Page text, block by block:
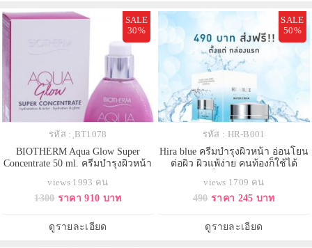
SALE
30%
รหัส : ฺBT1078
BIOTHERM Aqua Glow Super
Concentrate 50 ml. ครีมบำรุงผิวหน้า
ทดสอบแล้วว่าทำให้ผิวดูเรียบเนียน
สม่ำเสมอขึ้น และเปล่งปลั่งในทันที
รวดเร็ว ผิวรู้สึกสดชื่น และนุ่มนวล
views 1993 คน
1300 ราคา 910 บาท
ดูรายละเอียด
SALE
50%
รหัส : HR-B001
Hira blue ครีมบำรุงผิวหน้า อ่อนโยน
ต่อผิว ผิวแพ้ง่าย คนท้องก็ใช้ได้
views 1709 คน
490 ราคา 245 บาท
ดูรายละเอียด